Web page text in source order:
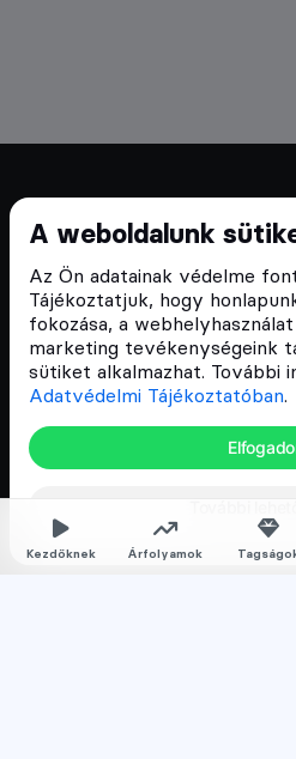
Kezdőknek Árfolyamok
A weboldalunk
Az Ön adatainak védelme
Tájékoztatjuk, hogy
fokozása, a
marketing tevékenységeink
sütiket alkalmazhat. További
Adatvédelmi Tájékoztatóban.
Cryptofalka
Szívünkön viseljük a
népszerűsítését
Cryptofalka célja, hogy
és vállalatok digitális